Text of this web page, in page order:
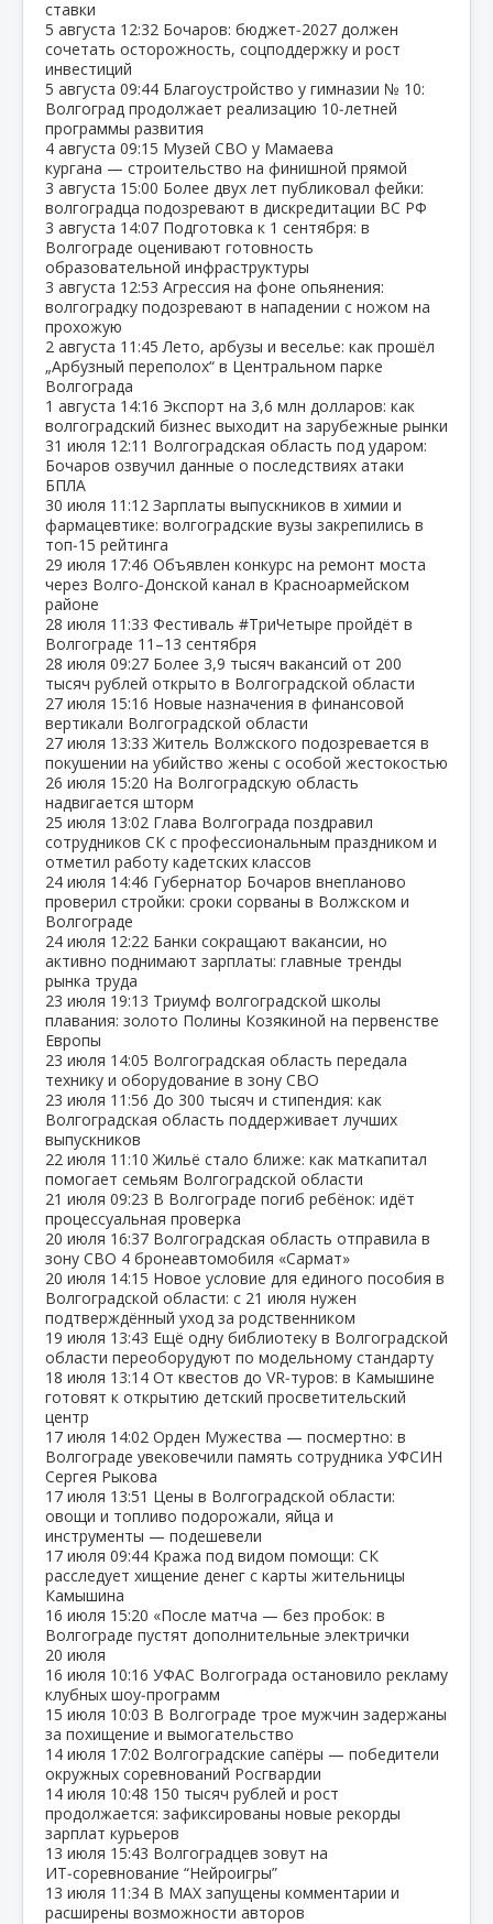
ставки
5 августа 12:32 Бочаров: бюджет‑2027 должен
сочетать осторожность, соцподдержку и рост
инвестиций
5 августа 09:44 Благоустройство у гимназии № 10:
Волгоград продолжает реализацию 10‑летней
программы развития
4 августа 09:15 Музей СВО у Мамаева
кургана — строительство на финишной прямой
3 августа 15:00 Более двух лет публиковал фейки:
волгоградца подозревают в дискредитации ВС РФ
3 августа 14:07 Подготовка к 1 сентября: в
Волгограде оценивают готовность
образовательной инфраструктуры
3 августа 12:53 Агрессия на фоне опьянения:
волгоградку подозревают в нападении с ножом на
прохожую
2 августа 11:45 Лето, арбузы и веселье: как прошёл
„Арбузный переполох“ в Центральном парке
Волгограда
1 августа 14:16 Экспорт на 3,6 млн долларов: как
волгоградский бизнес выходит на зарубежные рынки
31 июля 12:11 Волгоградская область под ударом:
Бочаров озвучил данные о последствиях атаки
БПЛА
30 июля 11:12 Зарплаты выпускников в химии и
фармацевтике: волгоградские вузы закрепились в
топ‑15 рейтинга
29 июля 17:46 Объявлен конкурс на ремонт моста
через Волго‑Донской канал в Красноармейском
районе
28 июля 11:33 Фестиваль #ТриЧетыре пройдёт в
Волгограде 11–13 сентября
28 июля 09:27 Более 3,9 тысяч вакансий от 200
тысяч рублей открыто в Волгоградской области
27 июля 15:16 Новые назначения в финансовой
вертикали Волгоградской области
27 июля 13:33 Житель Волжского подозревается в
покушении на убийство жены с особой жестокостью
26 июля 15:20 На Волгоградскую область
надвигается шторм
25 июля 13:02 Глава Волгограда поздравил
сотрудников СК с профессиональным праздником и
отметил работу кадетских классов
24 июля 14:46 Губернатор Бочаров внепланово
проверил стройки: сроки сорваны в Волжском и
Волгограде
24 июля 12:22 Банки сокращают вакансии, но
активно поднимают зарплаты: главные тренды
рынка труда
23 июля 19:13 Триумф волгоградской школы
плавания: золото Полины Козякиной на первенстве
Европы
23 июля 14:05 Волгоградская область передала
технику и оборудование в зону СВО
23 июля 11:56 До 300 тысяч и стипендия: как
Волгоградская область поддерживает лучших
выпускников
22 июля 11:10 Жильё стало ближе: как маткапитал
помогает семьям Волгоградской области
21 июля 09:23 В Волгограде погиб ребёнок: идёт
процессуальная проверка
20 июля 16:37 Волгоградская область отправила в
зону СВО 4 бронеавтомобиля «Сармат»
20 июля 14:15 Новое условие для единого пособия в
Волгоградской области: с 21 июля нужен
подтверждённый уход за родственником
19 июля 13:43 Ещё одну библиотеку в Волгоградской
области переоборудуют по модельному стандарту
18 июля 13:14 От квестов до VR‑туров: в Камышине
готовят к открытию детский просветительский
центр
17 июля 14:02 Орден Мужества — посмертно: в
Волгограде увековечили память сотрудника УФСИН
Сергея Рыкова
17 июля 13:51 Цены в Волгоградской области:
овощи и топливо подорожали, яйца и
инструменты — подешевели
17 июля 09:44 Кража под видом помощи: СК
расследует хищение денег с карты жительницы
Камышина
16 июля 15:20 «После матча — без пробок: в
Волгограде пустят дополнительные электрички
20 июля
16 июля 10:16 УФАС Волгограда остановило рекламу
клубных шоу‑программ
15 июля 10:03 В Волгограде трое мужчин задержаны
за похищение и вымогательство
14 июля 17:02 Волгоградские сапёры — победители
окружных соревнований Росгвардии
14 июля 10:48 150 тысяч рублей и рост
продолжается: зафиксированы новые рекорды
зарплат курьеров
13 июля 15:43 Волгоградцев зовут на
ИТ‑соревнование “Нейроигры”
13 июля 11:34 В МАХ запущены комментарии и
расширены возможности авторов